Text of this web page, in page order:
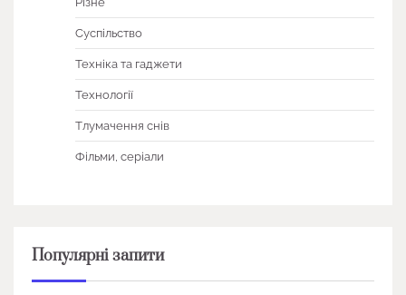
Суспільство
Техніка та гаджети
Технології
Тлумачення снів
Фільми, серіали
Популярні запити